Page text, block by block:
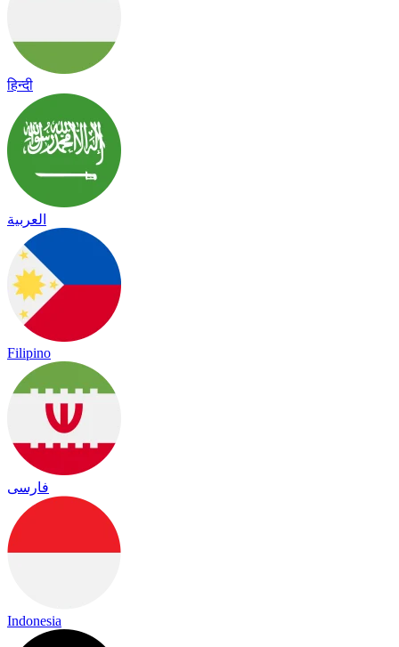
हिन्दी
العربية
Filipino
فارسی
Indonesia